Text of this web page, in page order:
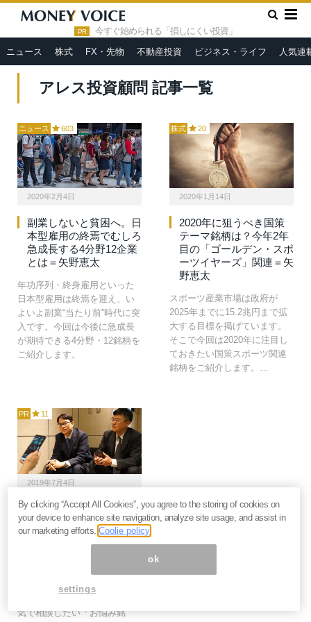
PR 今すぐ始められる「損しにくい投資」
ニュース 株式 FX・先物 不動産投資 ビジネス・ライフ 人気連
HOME » アレス投資顧問
アレス投資顧問 記事一覧
ニュース 603
2020年2月4日
副業しないと貧困へ。日
本型雇用の終焉でむしろ
急成長する4分野12企業
とは＝矢野恵太
年功序列・終身雇用といった
日本型雇用は終焉を迎え、い
よいよ副業“当たり前”時代に突
入です。今回は今後に急成長
が期待できる4分野・12銘柄を
ご紹介します。
株式 20
2020年1月14日
2020年に狙うべき国策
テーマ銘柄は？今年2年
目の「ゴールデン・スポ
ーツイヤーズ」関連＝矢
野恵太
スポーツ産業市場は政府が
2025年までに15.2兆円まで拡
大する目標を掲げています。
そこで今回は2020年に注目し
ておきたい国策スポーツ関連
銘柄をご紹介します。…
PR 11
2019年7月4日
オンキヨー、インパクト
HD…投資歴4年の編集C
が持ち株をプロに本気で
銘柄相談！その結果は？
ンタルズの勉強を始めて2年の
気で相談したい「お悩み銘
By clicking “Accept All Cookies”, you agree to the storing of cookies on
your device to enhance site navigation, analyze site usage, and assist in
our marketing efforts.Coolie policy
ok
settings